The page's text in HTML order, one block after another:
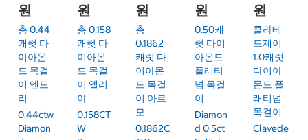
원
총 0.44
캐럿 다
이아몬
드 목걸
이 엔드
리
0.44ctw
Diamon
원
총 0.158
캐럿 다
이아몬
드 목걸
이 엘리
야
0.158CT
W
원
총
0.1862
캐럿 다
이아몬
드 목걸
이 아르
모
0.1862C
원
0.50캐
럿 다이
아몬드
플래티
넘 목걸
이
Diamon
D 0.5ct
원
클라베
드제이
1.0캐럿
다이아
몬드 플
래티넘
목걸이
Clavede